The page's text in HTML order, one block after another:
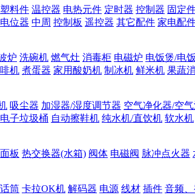
塑料件 温控器 电热元件 定时器 控制器 固定
电位器 中周 控制板 遥控器 其它配件 家电配
炉 洗碗机 燃气灶 消毒柜 电磁炉 电饭煲/电
机 煮蛋器 家用酸奶机 制冰机 鲜米机 果蔬
吸尘器 加湿器/湿度调节器 空气净化器/空
电子垃圾桶 自动擦鞋机 纯水机/直饮机 软水机
面板 热交换器(水箱) 阀体 电磁阀 脉冲点火器
筒 卡拉OK机 解码器 电源 线材 插件 音频